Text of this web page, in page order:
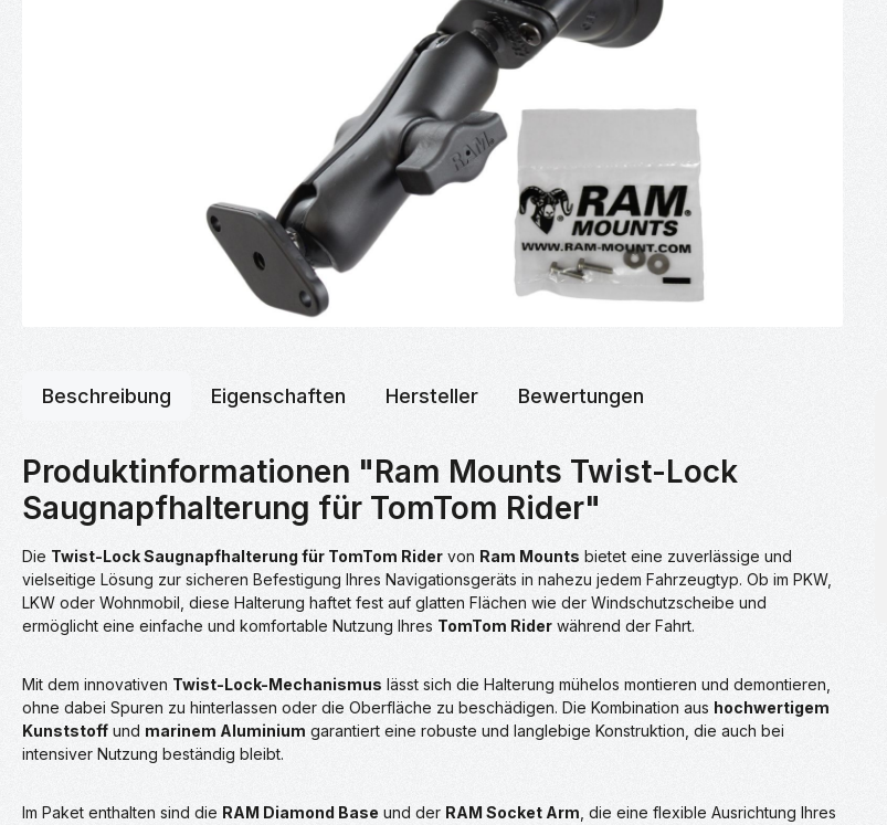
Beschreibung Eigenschaften Hersteller Bewertungen
Produktinformationen "Ram Mounts Twist-Lock
Saugnapfhalterung für TomTom Rider"
Die Twist-Lock Saugnapfhalterung für TomTom Rider von Ram Mounts bietet eine zuverlässige und
vielseitige Lösung zur sicheren Befestigung Ihres Navigationsgeräts in nahezu jedem Fahrzeugtyp. Ob im PKW,
LKW oder Wohnmobil, diese Halterung haftet fest auf glatten Flächen wie der Windschutzscheibe und
ermöglicht eine einfache und komfortable Nutzung Ihres TomTom Rider während der Fahrt.
Mit dem innovativen Twist-Lock-Mechanismus lässt sich die Halterung mühelos montieren und demontieren,
ohne dabei Spuren zu hinterlassen oder die Oberfläche zu beschädigen. Die Kombination aus hochwertigem
Kunststoff und marinem Aluminium garantiert eine robuste und langlebige Konstruktion, die auch bei
intensiver Nutzung beständig bleibt.
Im Paket enthalten sind die RAM Diamond Base und der RAM Socket Arm , die eine flexible Ausrichtung Ihres